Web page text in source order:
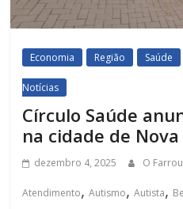
Economia Região Saúde
Notícias
Círculo Saúde
na cidade de
dezembro 4, 2025 O
Atendimento,Autismo,Autista,